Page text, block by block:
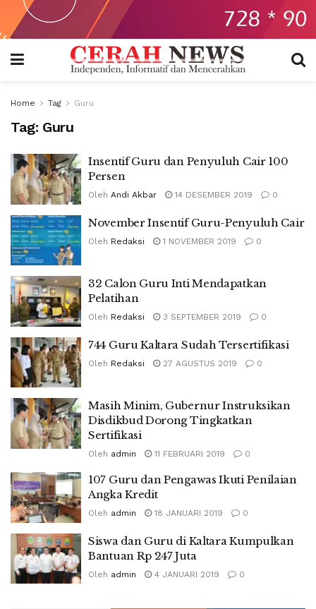
Home Tag Guru
Tag: Guru
Insentif Guru dan Penyuluh Cair 100
Persen
Oleh Andi Akbar 14 DESEMBER 2019 0
November Insentif Guru-Penyuluh Cair
Oleh Redaksi 1 NOVEMBER 2019 0
32 Calon Guru Inti Mendapatkan
Pelatihan
Oleh Redaksi 3 SEPTEMBER 2019 0
744 Guru Kaltara Sudah Tersertifikasi
Oleh Redaksi 27 AGUSTUS 2019 0
Masih Minim, Gubernur Instruksikan
Disdikbud Dorong Tingkatkan
Sertifikasi
Oleh admin 11 FEBRUARI 2019 0
107 Guru dan Pengawas Ikuti Penilaian
Angka Kredit
Oleh admin 18 JANUARI 2019 0
Siswa dan Guru di Kaltara Kumpulkan
Bantuan Rp 247 Juta
Oleh admin 4 JANUARI 2019 0